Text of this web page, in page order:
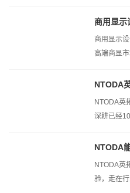
商用显示
商用显示
高端商显
NTODA英
深耕已经
NTODA英
验，走在